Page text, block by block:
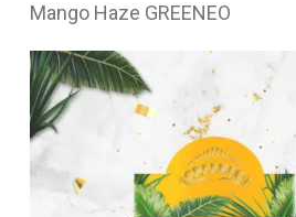
Mango Haze GREENEO